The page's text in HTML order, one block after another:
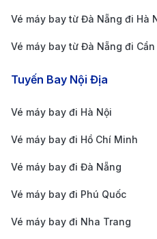
thời gian bay để tiết
Đà Nẵng đến Denver.
trang web như 190
giá vé từ nhiều hãng
này giúp bạn tìm được
Lý do bạn nên
Nẵng đi Denver tại
Giá vé cạnh tranh, cập
Vé máy bay từ Đà Nẵng đi Hà
Vé máy bay từ Đà Nẵng đi
Tuyến Bay Nội Địa
Vé máy bay đi Hà Nội
Vé máy bay đi Hồ Chí Minh
Vé máy bay đi Đà Nẵng
Vé máy bay đi Phú Quốc
Vé máy bay đi Nha Trang